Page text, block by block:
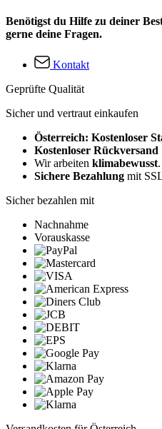
Benötigst du Hilfe zu deiner
gerne deine Fragen.
Kontakt
Geprüfte Qualität
Sicher und vertraut einkaufen
Österreich: Kostenloser
Kostenloser Rückversand
Wir arbeiten klimabewusst.
Sichere Bezahlung mit
Sicher bezahlen mit
Nachnahme
Vorauskasse